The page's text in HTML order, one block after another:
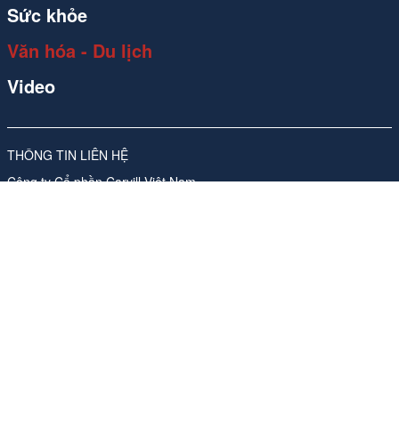
THÔNG TIN LIÊN HỆ
Công ty Cổ phần Carvill Việt Nam
Sức khỏe
Văn hóa - Du lịch
Video